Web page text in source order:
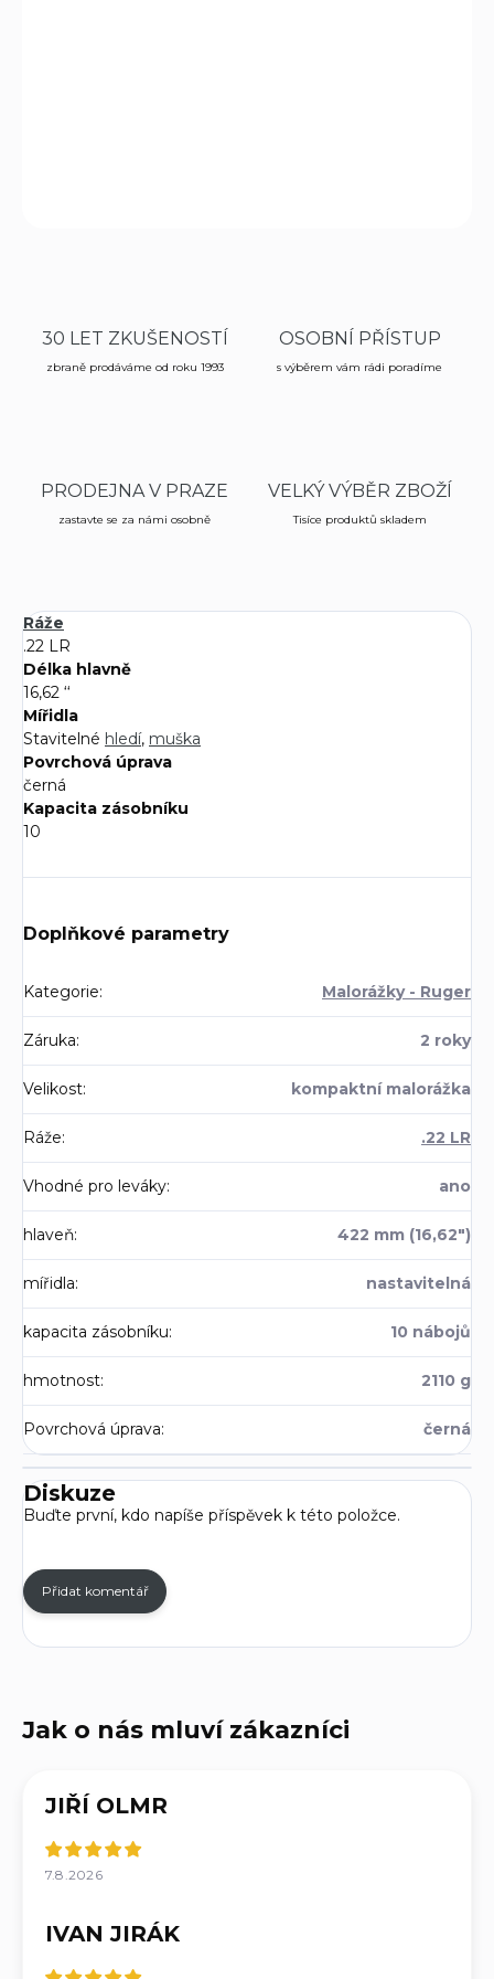
30 LET ZKUŠENOSTÍ
zbraně prodáváme od roku 1993
OSOBNÍ PŘÍSTUP
s výběrem vám rádi poradíme
PRODEJNA V PRAZE
zastavte se za námi osobně
VELKÝ VÝBĚR ZBOŽÍ
Tisíce produktů skladem
Ráže
.22 LR
Délka hlavně
16,62 ‘‘
Mířidla
Stavitelné hledí, muška
Povrchová úprava
černá
Kapacita zásobníku
10
Doplňkové parametry
Kategorie: Malorážky - Ruger
Záruka: 2 roky
Velikost: kompaktní malorážka
Ráže: .22 LR
Vhodné pro leváky: ano
hlaveň: 422 mm (16,62")
mířidla: nastavitelná
kapacita zásobníku: 10 nábojů
hmotnost: 2110 g
Povrchová úprava: černá
Diskuze
Buďte první, kdo napíše příspěvek k této položce.
Přidat komentář
JIŘÍ OLMR
7.8.2026
IVAN JIRÁK